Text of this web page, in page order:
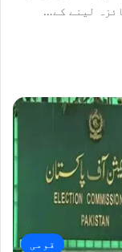
لینے کے…
قومی